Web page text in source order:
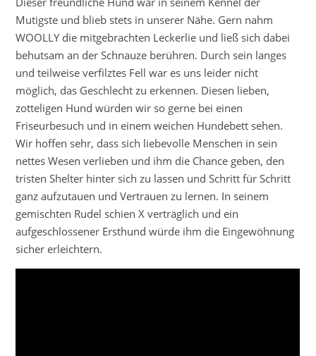
Mutigste und blieb stets in unserer Nähe. Gern nahm
WOOLLY die mitgebrachten Leckerlie und ließ sich dabei
behutsam an der Schnauze berühren. Durch sein langes
und teilweise verfilztes Fell war es uns leider nicht
möglich, das Geschlecht zu erkennen. Diesen lieben,
zotteligen Hund würden wir so gerne bei einen
Friseurbesuch und in einem weichen Hundebett sehen.
Wir hoffen sehr, dass sich liebevolle Menschen in sein
nettes Wesen verlieben und ihm die Chance geben, den
tristen Shelter hinter sich zu lassen und Schritt für Schritt
ganz aufzutauen und Vertrauen zu lernen. In seinem
gemischten Rudel schien X verträglich und ein
aufgeschlossener Ersthund würde ihm die Eingewöhnung
sicher erleichtern.